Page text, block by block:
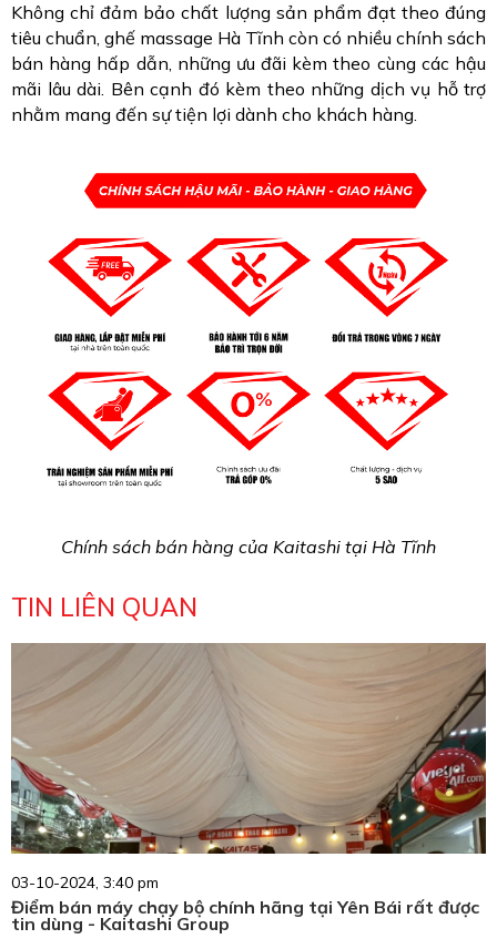
Không chỉ đảm bảo chất lượng sản phẩm đạt theo đúng
tiêu chuẩn, ghế massage Hà Tĩnh còn có nhiều chính sách
bán hàng hấp dẫn, những ưu đãi kèm theo cùng các hậu
mãi lâu dài. Bên cạnh đó kèm theo những dịch vụ hỗ trợ
nhằm mang đến sự tiện lợi dành cho khách hàng.
Chính sách bán hàng của Kaitashi tại Hà Tĩnh
TIN LIÊN QUAN
03-10-2024, 3:40 pm
Điểm bán máy chạy bộ chính hãng tại Yên Bái rất được
tin dùng - Kaitashi Group